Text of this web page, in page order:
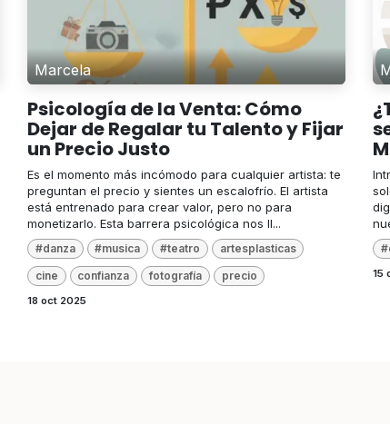
Marcela
Psicología de la Venta: Cómo
Dejar de Regalar tu Talento y Fijar
un Precio Justo
Es el momento más incómodo para cualquier artista: te
preguntan el precio y sientes un escalofrío. El artista
está entrenado para crear valor, pero no para
monetizarlo. Esta barrera psicológica nos ll...
#danza #musica #teatro artesplasticas
cine confianza fotografía precio
18 oct 2025
15